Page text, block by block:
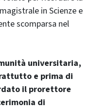
in Scienze e
scomparsa nel
universitaria,
e prima di
il prorettore
di